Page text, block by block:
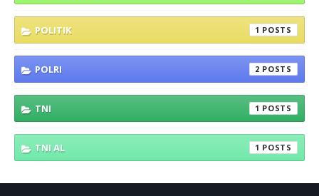
POLITIK 1
POLRI 2
TNI 1
TNI AL 1